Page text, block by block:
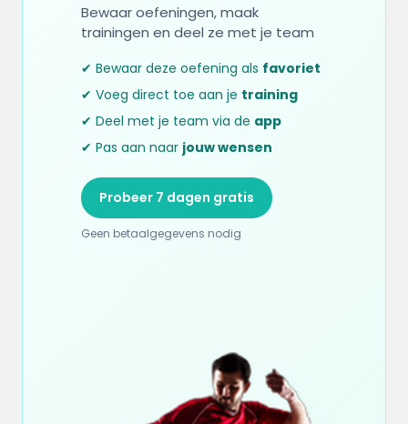
Bewaar oefeningen, maak
trainingen en deel ze met je team
✔ Bewaar deze oefening als favoriet
✔ Voeg direct toe aan je training
✔ Deel met je team via de app
✔ Pas aan naar jouw wensen
Probeer 7 dagen gratis
Geen betaalgegevens nodig